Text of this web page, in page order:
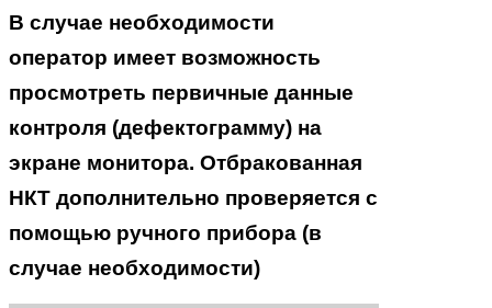
В случае необходимости
оператор имеет возможность
просмотреть первичные данные
контроля (дефектограмму) на
экране монитора. Отбракованная
НКТ дополнительно проверяется с
помощью ручного прибора (в
случае необходимости)